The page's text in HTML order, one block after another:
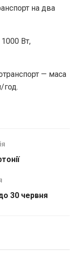
на два
Вт,
— маса
год.
30 червня